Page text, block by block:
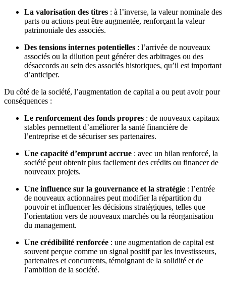
La valorisation des titres : à l’inverse, la valeur nominale des
parts ou actions peut être augmentée, renforçant la valeur
patrimoniale des associés.
Des tensions internes potentielles : l’arrivée de nouveaux
associés ou la dilution peut générer des arbitrages ou des
désaccords au sein des associés historiques, qu’il est important
d’anticiper.
Du côté de la société, l’augmentation de capital a ou peut avoir pour
conséquences :
Le renforcement des fonds propres : de nouveaux capitaux
stables permettent d’améliorer la santé financière de
l’entreprise et de sécuriser ses partenaires.
Une capacité d’emprunt accrue : avec un bilan renforcé, la
société peut obtenir plus facilement des crédits ou financer de
nouveaux projets.
Une influence sur la gouvernance et la stratégie : l’entrée
de nouveaux actionnaires peut modifier la répartition du
pouvoir et influencer les décisions stratégiques, telles que
l’orientation vers de nouveaux marchés ou la réorganisation
du management.
Une crédibilité renforcée : une augmentation de capital est
souvent perçue comme un signal positif par les investisseurs,
partenaires et concurrents, témoignant de la solidité et de
l’ambition de la société.